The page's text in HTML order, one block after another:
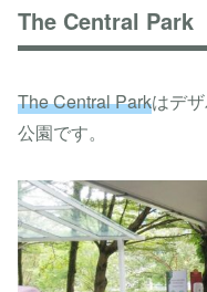
The Central Park
The Central Parkはデ
公園です。